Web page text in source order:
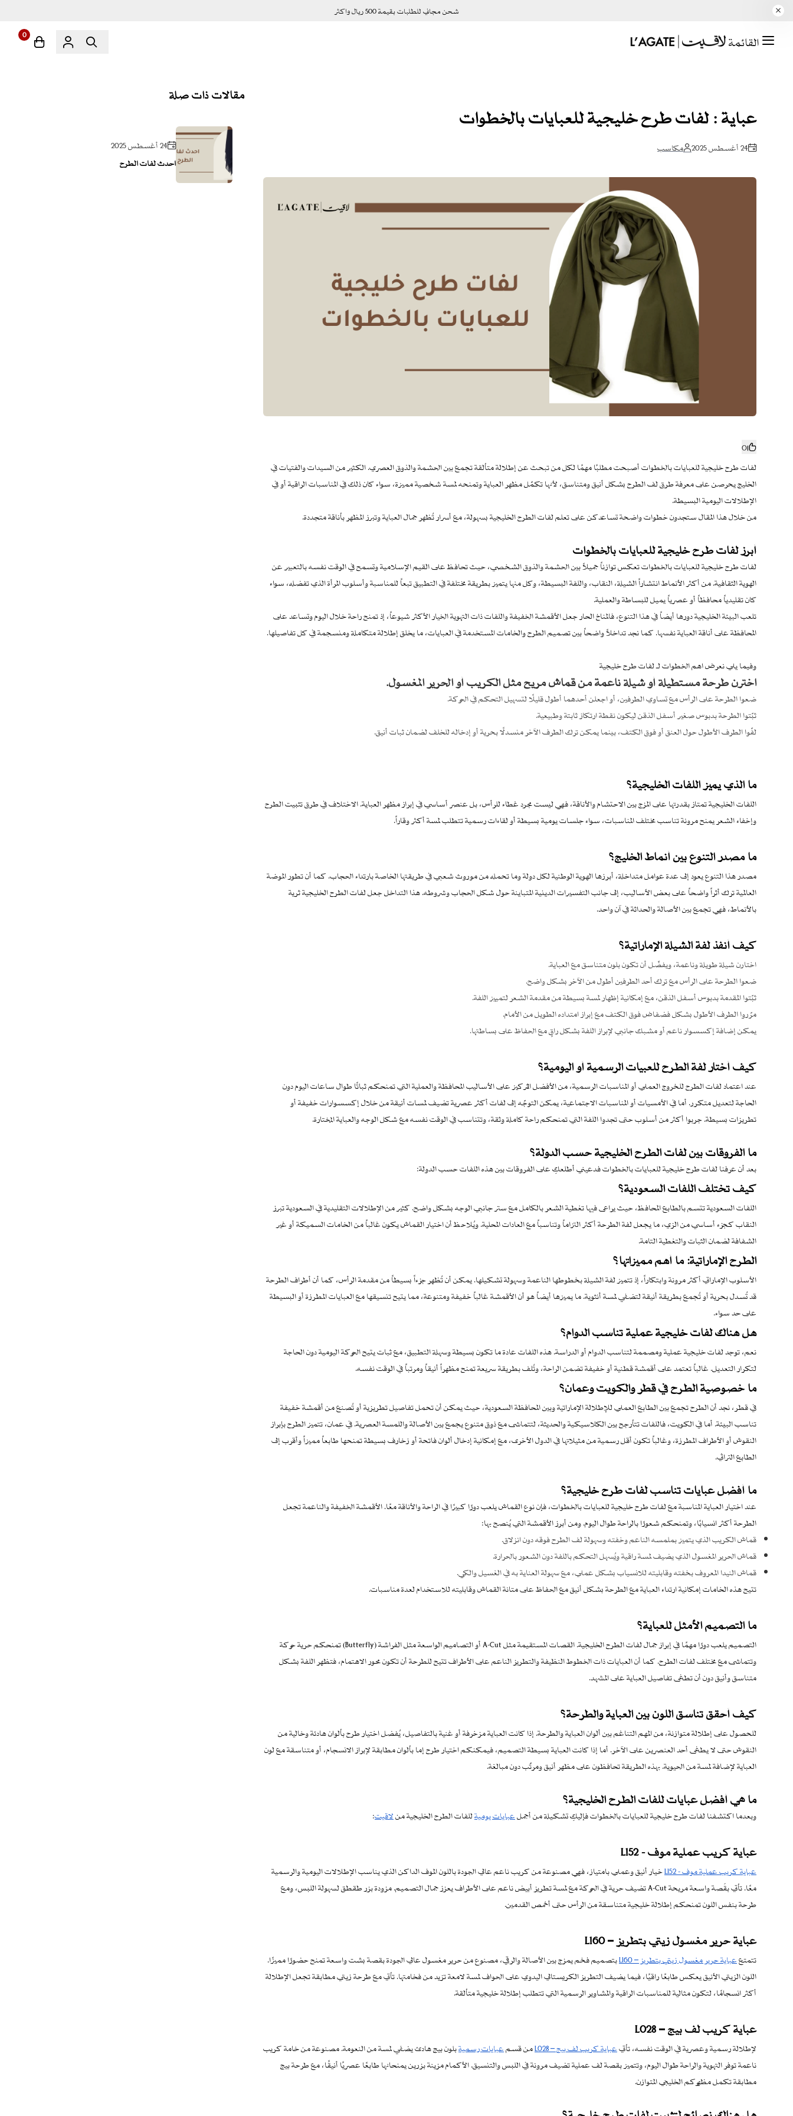
شحن مجاني للطلبات بقيمة 500 ريال واكثر
القائمة 0
عباية : لفات طرح خليجية للعبايات بالخطوات
24 أغسطس 2025 مكاسب
0
لفات طرح خليجية للعبايات بالخطوات أصبحت مطلبًا مهمًا لكل من تبحث عن إطلالة متألقة تجمع بين الحشمة والذوق العصري. الكثير من السيدات والفتيات في
الخليج يحرصن على معرفة طرق لف الطرح بشكل أنيق ومتناسق، لأنها تكمّل مظهر العباية وتمنحه لمسة شخصية مميزة، سواء كان ذلك في المناسبات الراقية أو في
الإطلالات اليومية البسيطة.
من خلال هذا المقال ستجدون خطوات واضحة تساعدكن على تعلم لفات الطرح الخليجية بسهولة، مع أسرار تُظهر جمال العباية وتبرز المظهر بأناقة متجددة.
أبرز لفات طرح خليجية للعبايات بالخطوات
لفات طرح خليجية للعبايات بالخطوات تعكس توازناً جميلاً بين الحشمة والذوق الشخصي، حيث تحافظ على القيم الإسلامية وتسمح في الوقت نفسه بالتعبير عن
الهوية الثقافية. من أكثر الأنماط انتشاراً الشيلة، النقاب، واللفة البسيطة، وكل منها يتميز بطريقة مختلفة في التطبيق تبعاً للمناسبة وأسلوب المرأة الذي تفضله، سواء
كان تقليدياً محافظاً أو عصرياً يميل للبساطة والعملية.
تلعب البيئة الخليجية دورها أيضاً في هذا التنوع، فالمناخ الحار جعل الأقمشة الخفيفة واللفات ذات التهوية الخيار الأكثر شيوعاً، إذ تمنح راحة خلال اليوم وتساعد على
المحافظة على أناقة العباية نفسها. كما نجد تداخلاً واضحاً بين تصميم الطرح والخامات المستخدمة في العبايات، ما يخلق إطلالة متكاملة ومنسجمة في كل تفاصيلها.
وفيما يلي نعرض اهم الخطوات لـ لفات طرح خليجية
اخترن طرحة مستطيلة أو شيلة ناعمة من قماش مريح مثل الكريب أو الحرير المغسول.
ضعوا الطرحة على الرأس مع تساوي الطرفين، أو اجعلن أحدهما أطول قليلًا لتسهيل التحكم في الحركة.
ثبّتوا الطرحة بدبوس صغير أسفل الذقن ليكون نقطة ارتكاز ثابتة وطبيعية.
لفّوا الطرف الأطول حول العنق أو فوق الكتف، بينما يمكن ترك الطرف الآخر منسدلًا بحرية أو إدخاله للخلف لضمان ثبات أنيق.
ما الذي يميز اللفات الخليجية؟
اللفات الخليجية تمتاز بقدرتها على المزج بين الاحتشام والأناقة، فهي ليست مجرد غطاء للرأس، بل عنصر أساسي في إبراز مظهر العباية. الاختلاف في طرق تثبيت الطرح
وإخفاء الشعر يمنح مرونة تناسب مختلف المناسبات، سواء جلسات يومية بسيطة أو لقاءات رسمية تتطلب لمسة أكثر وقاراً.
ما مصدر التنوع بين أنماط الخليج؟
مصدر هذا التنوع يعود إلى عدة عوامل متداخلة، أبرزها الهوية الوطنية لكل دولة وما تحمله من موروث شعبي في طريقتها الخاصة بارتداء الحجاب. كما أن تطور الموضة
العالمية ترك أثراً واضحاً على بعض الأساليب، إلى جانب التفسيرات الدينية المتباينة حول شكل الحجاب وشروطه. هذا التداخل جعل لفات الطرح الخليجية ثرية
بالأنماط، فهي تجمع بين الأصالة والحداثة في آن واحد.
كيف أنفذ لفة الشيلة الإماراتية؟
اختارن شيلة طويلة وناعمة، ويفضّل أن تكون بلون متناسق مع العباية.
ضعوا الطرحة على الرأس مع ترك أحد الطرفين أطول من الآخر بشكل واضح.
ثبّتوا المقدمة بدبوس أسفل الذقن، مع إمكانية إظهار لمسة بسيطة من مقدمة الشعر لتمييز اللفة.
مرّروا الطرف الأطول بشكل فضفاض فوق الكتف مع إبراز امتداده الطويل من الأمام.
يمكن إضافة إكسسوار ناعم أو مشبك جانبي لإبراز اللفة بشكل راقٍ مع الحفاظ على بساطتها.
كيف أختار لفة الطرح للعبيات الرسمية أو اليومية؟
عند اعتماد لفات الطرح للخروج العملي أو المناسبات الرسمية، من الأفضل التركيز على الأساليب المحافظة والعملية التي تمنحكم ثباتًا طوال ساعات اليوم دون
الحاجة لتعديل متكرر. أما في الأمسيات أو المناسبات الاجتماعية، يمكن التوجّه إلى لفات أكثر عصرية تضيف لمسات أنيقة من خلال إكسسوارات خفيفة أو
تطريزات بسيطة. جربوا أكثر من أسلوب حتى تجدوا اللفة التي تمنحكم راحة كاملة وثقة، وتتناسب في الوقت نفسه مع شكل الوجه والعباية المختارة.
ما الفروقات بين لفات الطرح الخليجية حسب الدولة؟
بعد أن عرفنا لفات طرح خليجية للعبايات بالخطوات فدعيني أطلعكِ على الفروقات بين هذه اللفات حسب الدولة:
كيف تختلف اللفات السعودية؟
اللفات السعودية تتسم بالطابع المحافظ، حيث يراعى فيها تغطية الشعر بالكامل مع ستر جانبي الوجه بشكل واضح. كثير من الإطلالات التقليدية في السعودية تبرز
النقاب كجزء أساسي من الزي، ما يجعل لفة الطرحة أكثر التزاماً وتناسباً مع العادات المحلية. ويُلاحظ أن اختيار القماش يكون غالباً من الخامات السميكة أو غير
الشفافة لضمان الثبات والتغطية التامة.
الطرح الإماراتية: ما أهم مميزاتها؟
الأسلوب الإماراتي أكثر مرونة وابتكاراً، إذ تتميز لفة الشيلة بخطوطها الناعمة وسهولة تشكيلها. يمكن أن تُظهر جزءاً بسيطاً من مقدمة الرأس، كما أن أطراف الطرحة
قد تُسدل بحرية أو تُجمع بطريقة أنيقة لتضفي لمسة أنثوية. ما يميزها أيضاً هو أن الأقمشة غالباً خفيفة ومتنوعة، مما يتيح تنسيقها مع العبايات المطرزة أو البسيطة
على حد سواء.
هل هناك لفات خليجية عملية تناسب الدوام؟
نعم، توجد لفات خليجية عملية ومصممة لتناسب الدوام أو الدراسة. هذه اللفات عادة ما تكون بسيطة وسهلة التطبيق، مع ثبات يتيح الحركة اليومية دون الحاجة
لتكرار التعديل. غالباً تعتمد على أقمشة قطنية أو خفيفة تضمن الراحة، وتُلف بطريقة سريعة تمنح مظهراً أنيقاً ومرتباً في الوقت نفسه.
ما خصوصية الطرح في قطر والكويت وعمان؟
في قطر، نجد أن الطرح تجمع بين الطابع العملي للإطلالة الإماراتية وبين المحافظة السعودية، حيث يمكن أن تحمل تفاصيل تطريزية أو تُصنع من أقمشة خفيفة
تناسب البيئة. أما في الكويت، فاللفات تتأرجح بين الكلاسيكية والحديثة، لتتماشى مع ذوق متنوع يجمع بين الأصالة واللمسة العصرية. في عمان، تتميز الطرح بإبراز
النقوش أو الأطراف المطرزة، وغالباً تكون أقل رسمية من مثيلاتها في الدول الأخرى، مع إمكانية إدخال ألوان فاتحة أو زخارف بسيطة تمنحها طابعاً مميزاً وأقرب إلى
الطابع التراثي.
ما أفضل عبايات تناسب لفات طرح خليجية؟
عند اختيار العباية المناسبة مع لفات طرح خليجية للعبايات بالخطوات، فإن نوع القماش يلعب دورًا كبيرًا في الراحة والأناقة معًا. الأقمشة الخفيفة والناعمة تجعل
الطرحة أكثر انسيابًا، وتمنحكم شعورًا بالراحة طوال اليوم. ومن أبرز الأقمشة التي يُنصح بها:
قماش الكريب الذي يتميز بملمسه الناعم وخفته وسهولة لف الطرح فوقه دون انزلاق.
قماش الحرير المغسول الذي يضيف لمسة راقية ويُسهل التحكم باللفة دون الشعور بالحرارة.
قماش النيدا المعروف بخفته وقابليته للانسياب بشكل عملي، مع سهولة العناية به في الغسيل والكي.
تتيح هذه الخامات إمكانية ارتداء العباية مع الطرحة بشكل أنيق مع الحفاظ على متانة القماش وقابليته للاستخدام لعدة مناسبات.
ما التصميم الأمثل للعباية؟
التصميم يلعب دورًا مهمًا في إبراز جمال لفات الطرح الخليجية. القصات المستقيمة مثل A-Cut أو التصاميم الواسعة مثل الفراشة (Butterfly) تمنحكم حرية حركة
وتتماشى مع مختلف لفات الطرح. كما أن العبايات ذات الخطوط النظيفة والتطريز الناعم على الأطراف تتيح للطرحة أن تكون محور الاهتمام، فتظهر اللفة بشكل
متناسق وأنيق دون أن تطغى تفاصيل العباية على المشهد.
كيف أحقق تناسق اللون بين العباية والطرحة؟
للحصول على إطلالة متوازنة، من المهم التناغم بين ألوان العباية والطرحة. إذا كانت العباية مزخرفة أو غنية بالتفاصيل، يُفضل اختيار طرح بألوان هادئة وخالية من
النقوش حتى لا يطغى أحد العنصرين على الآخر. أما إذا كانت العباية بسيطة التصميم، فيمكنكم اختيار طرح إما بألوان مطابقة لإبراز الانسجام، أو متناسقة مع لون
العباية لإضافة لمسة من الحيوية. بهذه الطريقة تحافظون على مظهر أنيق ومرتّب دون مبالغة.
ما هي أفضل عبايات للفات الطرح الخليجية؟
وبعدما اكتشفنا لفات طرح خليجية للعبايات بالخطوات فإليكِ تشكيلة من أجملعبايات يوميةللفات الطرح الخليجية منلاقيت:
عباية كريب عملية موف - L152
عباية كريب عملية موف - L152
خيار أنيق وعملي بامتياز، فهي مصنوعة من كريب ناعم عالي الجودة باللون الموف الداكن الذي يناسب الإطلالات اليومية والرسمية
معًا. تأتي بقَصة واسعة مريحة A-Cut تضيف حرية في الحركة مع لمسة تطريز أبيض ناعم على الأطراف يعزز جمال التصميم. مزودة بزر طقطق لسهولة اللبس، ومع
طرحة بنفس اللون تمنحكم إطلالة خليجية متناسقة من الرأس حتى أخمص القدمين.
عباية حرير مغسول زيتي بتطريز – L160
تتمتععباية حرير مغسول زيتي بتطريز – L160
بتصميم فخم يمزج بين الأصالة والرقي، مصنوع من حرير مغسول عالي الجودة بقصة بشت واسعة تمنح حضورًا مميزًا.
اللون الزيتي الأنيق يعكس طابعًا راقيًا، فيما يضيف التطريز الكريستالي اليدوي على الحواف لمسة لامعة تزيد من فخامتها. تأتي مع طرحة زيتي مطابقة تجعل الإطلالة
أكثر انسجامًا، لتكون مثالية للمناسبات الراقية والمشاوير الرسمية التي تتطلب إطلالة خليجية متألقة.
عباية كريب لف بيج – L028
لإطلالة رسمية وعصرية في الوقت نفسه، تأتيعباية كريب لف بيج – L028 من قسمعبايات رسميةبلون بيج هادئ يضفي لمسة من النعومة. مصنوعة من خامة كريب
ناعمة توفر التهوية والراحة طوال اليوم، وتتميز بقصة لف عملية تضيف مرونة في اللبس والتنسيق. الأكمام مزينة بزرين يمنحانها طابعًا عصريًا أنيقًا، مع طرحة بيج
مطابقة تكمل مظهركم الخليجي المتوازن.
مقالات ذات صلة
24 أغسطس 2025
احدث لفات الطرح